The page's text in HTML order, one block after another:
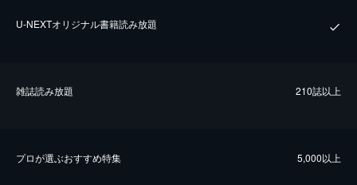
U-NEXTオリジナル書籍読み放題
雑誌読み放題 210誌以上
プロが選ぶおすすめ特集 5,000以上